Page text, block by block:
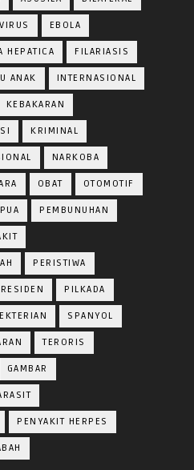
EBOLA
HEPATICA FILARIASIS
ANAK INTERNASIONAL
KEBAKARAN
KRIMINAL
NARKOBA
OBAT OTOMOTIF
PEMBUNUHAN
PERISTIWA
PILKADA
SPANYOL
TERORIS
GAMBAR
PENYAKIT HERPES